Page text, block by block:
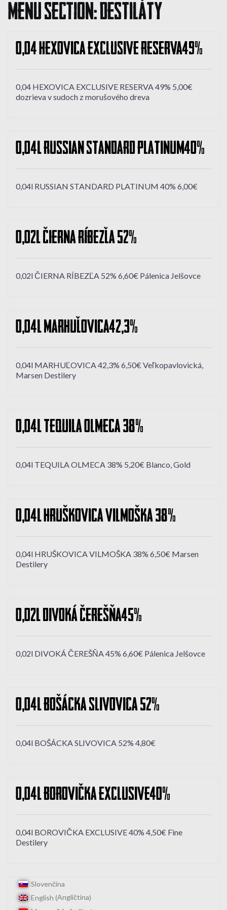
Menu Section:DESTILÁTY
0,04 HEXOVICA EXCLUSIVE RESERVA 49%
0,04 HEXOVICA EXCLUSIVE RESERVA 49% 5,00€
dozrieva v sudoch z morušového dreva
0,04l RUSSIAN STANDARD PLATINUM 40%
0,04l RUSSIAN STANDARD PLATINUM 40% 6,00€
0,02l ČIERNA RÍBEZĽA 52%
0,02l ČIERNA RÍBEZĽA 52% 6,60€ Pálenica Jelšovce
0,04l MARHUĽOVICA 42,3%
0,04l MARHUĽOVICA 42,3% 6,50€ Veľkopavlovická,
Marsen Destilery
0,04l TEQUILA OLMECA 38%
0,04l TEQUILA OLMECA 38% 5,20€ Blanco, Gold
0,04l HRUŠKOVICA VILMOŠKA 38%
0,04l HRUŠKOVICA VILMOŠKA 38% 6,50€ Marsen
Destilery
0,02l DIVOKÁ ČEREŠŇA 45%
0,02l DIVOKÁ ČEREŠŇA 45% 6,60€ Pálenica Jelšovce
0,04l BOŠÁCKA SLIVOVICA 52%
0,04l BOŠÁCKA SLIVOVICA 52% 4,80€
0,04l BOROVIČKA EXCLUSIVE 40%
0,04l BOROVIČKA EXCLUSIVE 40% 4,50€ Fine
Destilery
Slovenčina
English (Angličtina)